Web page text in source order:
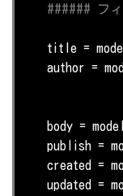
###### フ
title =
publish =
created =
updated =